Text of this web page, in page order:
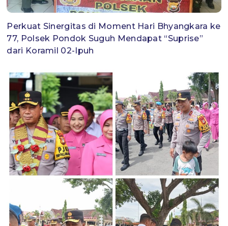
Perkuat Sinergitas di Moment Hari Bhyangkara ke
77, Polsek Pondok Suguh Mendapat “Suprise”
dari Koramil 02-Ipuh